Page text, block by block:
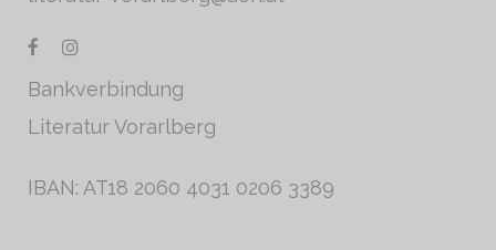
Bankverbindung
Literatur Vorarlberg
IBAN: AT18 2060 4031 0206 3389